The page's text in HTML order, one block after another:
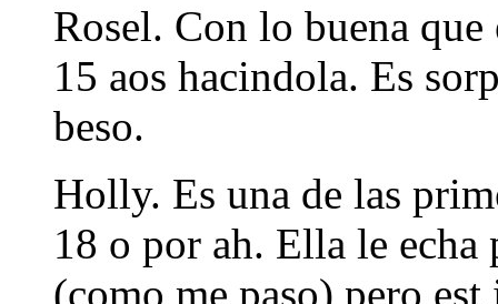
Rosel. Con lo buena
15 aos hacindola. Es
beso.
Holly. Es una de las
18 o por ah. Ella le echa
(como me paso) pero